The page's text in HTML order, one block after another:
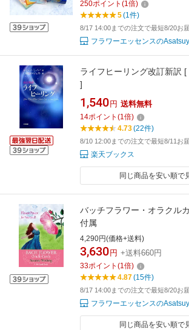
250ポイント (1倍)
5(1件)
8/17 14:00までの注文で最短8/20お
フラワーエッセンスの
ライフヒーリング改訂新訳
]
1,540 円 送料無料
14ポイント (1倍)
4.73(22件)
8/10 12:00までの注文で最短8/11お
楽天ブックス
同じ商品を安い順で
バッチフラワー・オラクル
付属
4,290円(価格+送料)
3,630 円 +送料660円
33ポイント (1倍)
4.87(15件)
8/17 14:00までの注文で最短8/20お
フラワーエッセンスの
同じ商品を安い順で